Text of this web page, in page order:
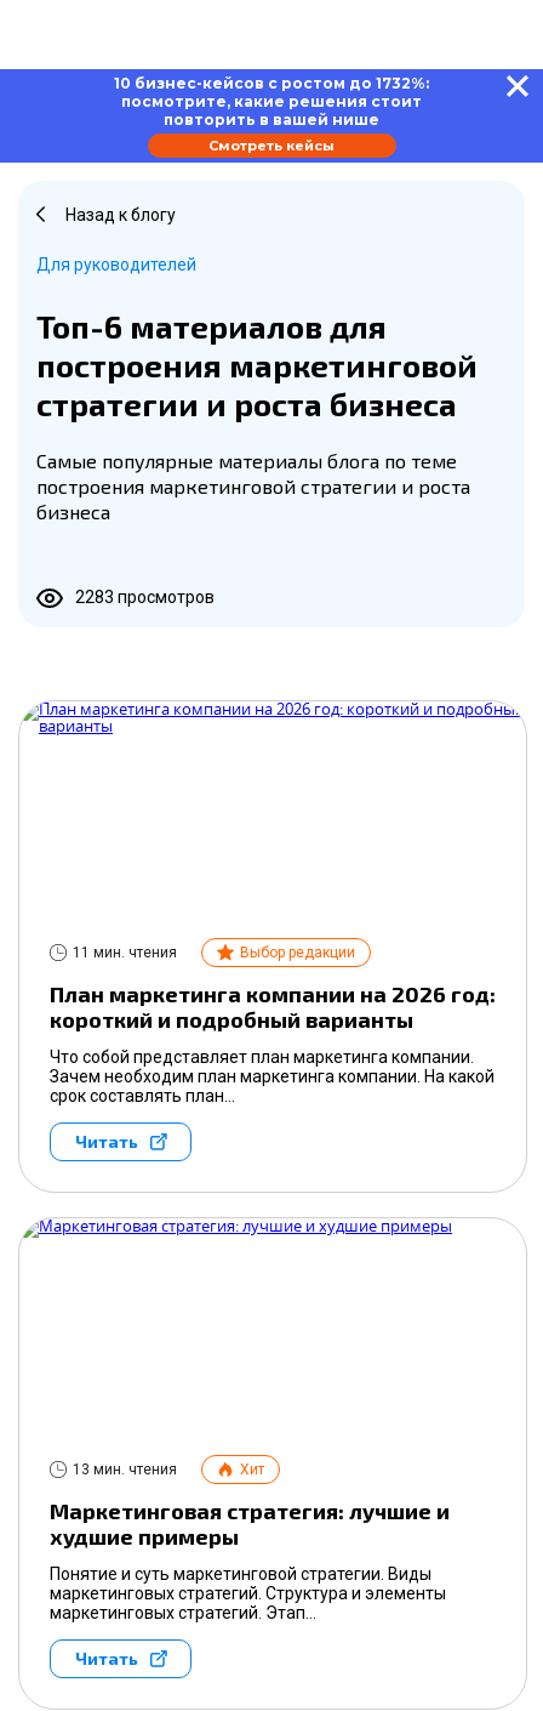
10 бизнес-кейсов с ростом до 1732%:
посмотрите, какие решения стоит
повторить в вашей нише
Смотреть кейсы
Назад к блогу
Для руководителей
Топ-6 материалов для
построения маркетинговой
стратегии и роста бизнеса
Самые популярные материалы блога по теме
построения маркетинговой стратегии и роста
бизнеса
2283 просмотров
11 мин. чтения Выбор редакции
План маркетинга компании на 2026 год:
короткий и подробный варианты
Что собой представляет план маркетинга компании.
Зачем необходим план маркетинга компании. На какой
срок составлять план...
Читать
13 мин. чтения Хит
Маркетинговая стратегия: лучшие и
худшие примеры
Понятие и суть маркетинговой стратегии. Виды
маркетинговых стратегий. Структура и элементы
маркетинговых стратегий. Этап...
Читать